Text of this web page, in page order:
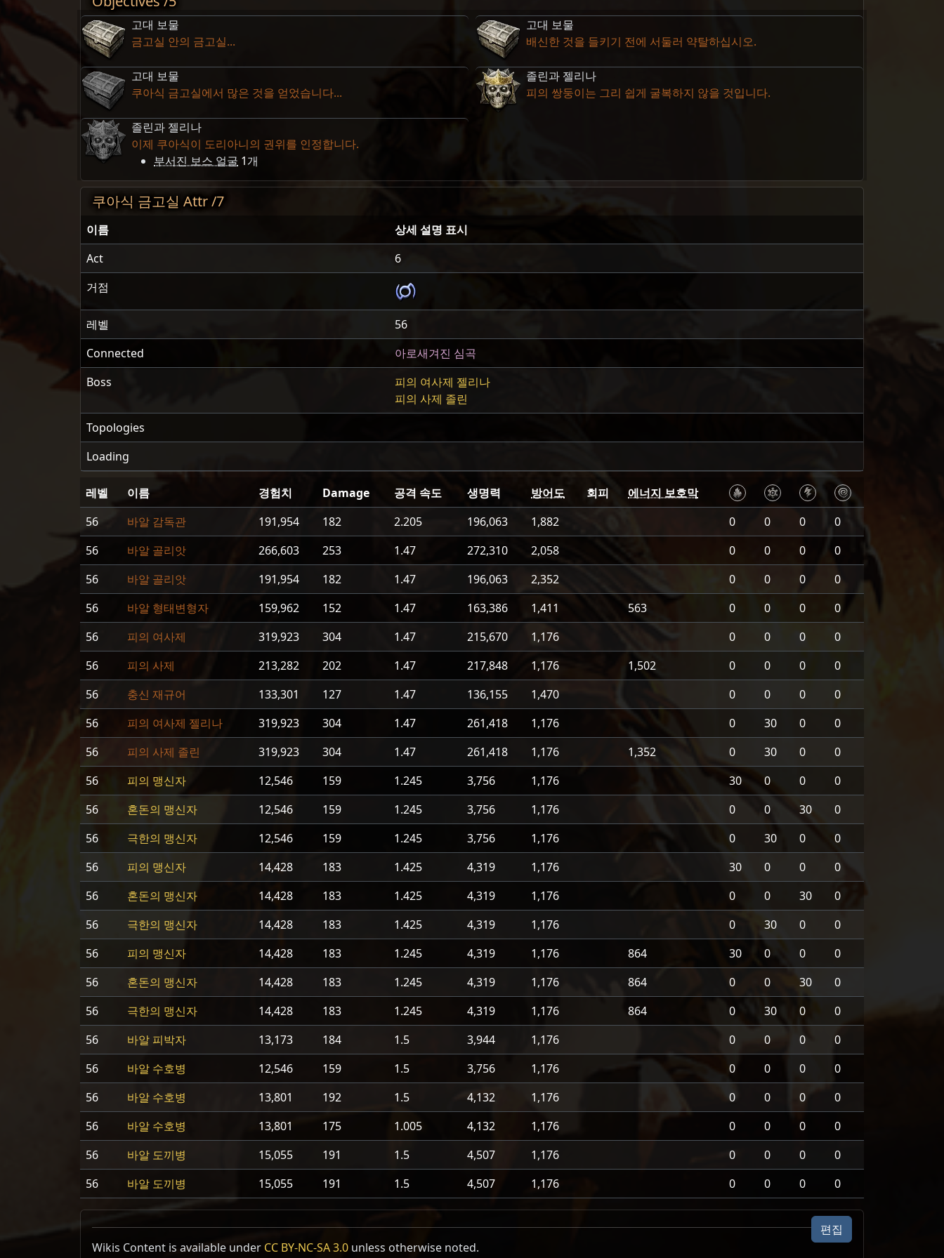
고대 보물
금고실 안의 금고실...
고대 보물
배신한 것을 들키기 전에 서둘러 약탈하십시오.
고대 보물
쿠아식 금고실에서 많은 것을 얻었습니다...
졸린과 젤리나
피의 쌍둥이는 그리 쉽게 굴복하지 않을 것입니다.
졸린과 젤리나
이제 쿠아식이 도리아니의 권위를 인정합니다.
부서진 보스 얼굴 1개
쿠아식 금고실 Attr /7
이름
상세 설명 표시
Act
6
거점
레벨
56
Connected
아로새겨진 심곡
Boss
피의 여사제 젤리나
피의 사제 졸린
Topologies
Loading
레벨 이름 경험치 Damage 공격 속도 생명력 방어도 회피
에너지 보호막
56
바알 감독관 191,954 182 2.205 196,063 1,882 0 0 0
0
56
바알 골리앗 266,603 253 1.47 272,310 2,058 0 0 0
0
56
바알 골리앗 191,954 182 1.47 196,063 2,352 0 0 0
0
56
바알 형태변형자 159,962 152 1.47 163,386 1,411 563 0 0 0
0
56
피의 여사제 319,923 304 1.47 215,670 1,176 0 0 0
0
56
피의 사제 213,282 202 1.47 217,848 1,176 1,502 0 0 0
0
56
충신 재규어 133,301 127 1.47 136,155 1,470 0 0 0
0
56
피의 여사제 젤리나 319,923 304 1.47 261,418 1,176 0 30 0
0
56
피의 사제 졸린 319,923 304 1.47 261,418 1,176 1,352 0 30 0
0
56
피의 맹신자 12,546 159 1.245 3,756 1,176 30 0 0
0
56
혼돈의 맹신자 12,546 159 1.245 3,756 1,176 0 0 30
0
56
극한의 맹신자 12,546 159 1.245 3,756 1,176 0 30 0
0
56
피의 맹신자 14,428 183 1.425 4,319 1,176 30 0 0
0
56
혼돈의 맹신자 14,428 183 1.425 4,319 1,176 0 0 30
0
56
극한의 맹신자 14,428 183 1.425 4,319 1,176 0 30 0
0
56
피의 맹신자 14,428 183 1.245 4,319 1,176 864 30 0 0
0
56
혼돈의 맹신자 14,428 183 1.245 4,319 1,176 864 0 0 30
0
56
극한의 맹신자 14,428 183 1.245 4,319 1,176 864 0 30 0
0
56
바알 피박자 13,173 184 1.5 3,944 1,176 0 0 0
0
56
바알 수호병 12,546 159 1.5 3,756 1,176 0 0 0
0
56
바알 수호병 13,801 192 1.5 4,132 1,176 0 0 0
0
56
바알 수호병 13,801 175 1.005 4,132 1,176 0 0 0
0
56
바알 도끼병 15,055 191 1.5 4,507 1,176 0 0 0
0
56
바알 도끼병 15,055 191 1.5 4,507 1,176 0 0 0 0
편집
Wikis Content is available under CC BY-NC-SA 3.0 unless otherwise noted.